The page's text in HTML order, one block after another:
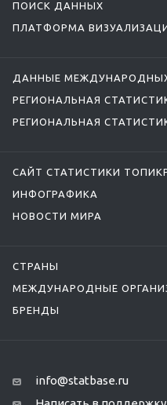
ПОИСК ДАННЫХ
ПЛАТФОРМА
ДАННЫЕ
РЕГИОНАЛЬНАЯ
РЕГИОНАЛЬНАЯ
САЙТ СТАТИСТИКИ
ИНФОГРАФИКА
НОВОСТИ МИРА
СТРАНЫ
МЕЖДУНАРОДНЫЕ
БРЕНДЫ
info@statbase.ru